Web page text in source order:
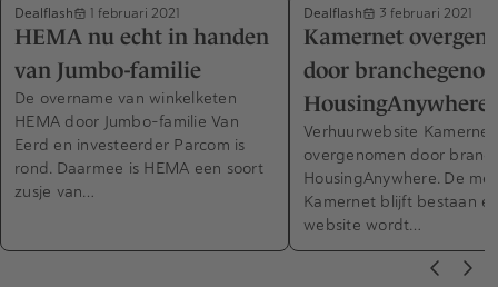
Dealflash 1 februari 2021
HEMA nu echt in handen
van Jumbo-familie
De overname van winkelketen
HEMA door Jumbo-familie Van
Eerd en investeerder Parcom is
rond. Daarmee is HEMA een soort
zusje van…
Dealflash 3 februari 2021
Kamernet
door
HousingAnywhere
Verhuurwebsite
overgenomen door
HousingAnywhere. De
Kamernet blijft bestaan
website wordt…